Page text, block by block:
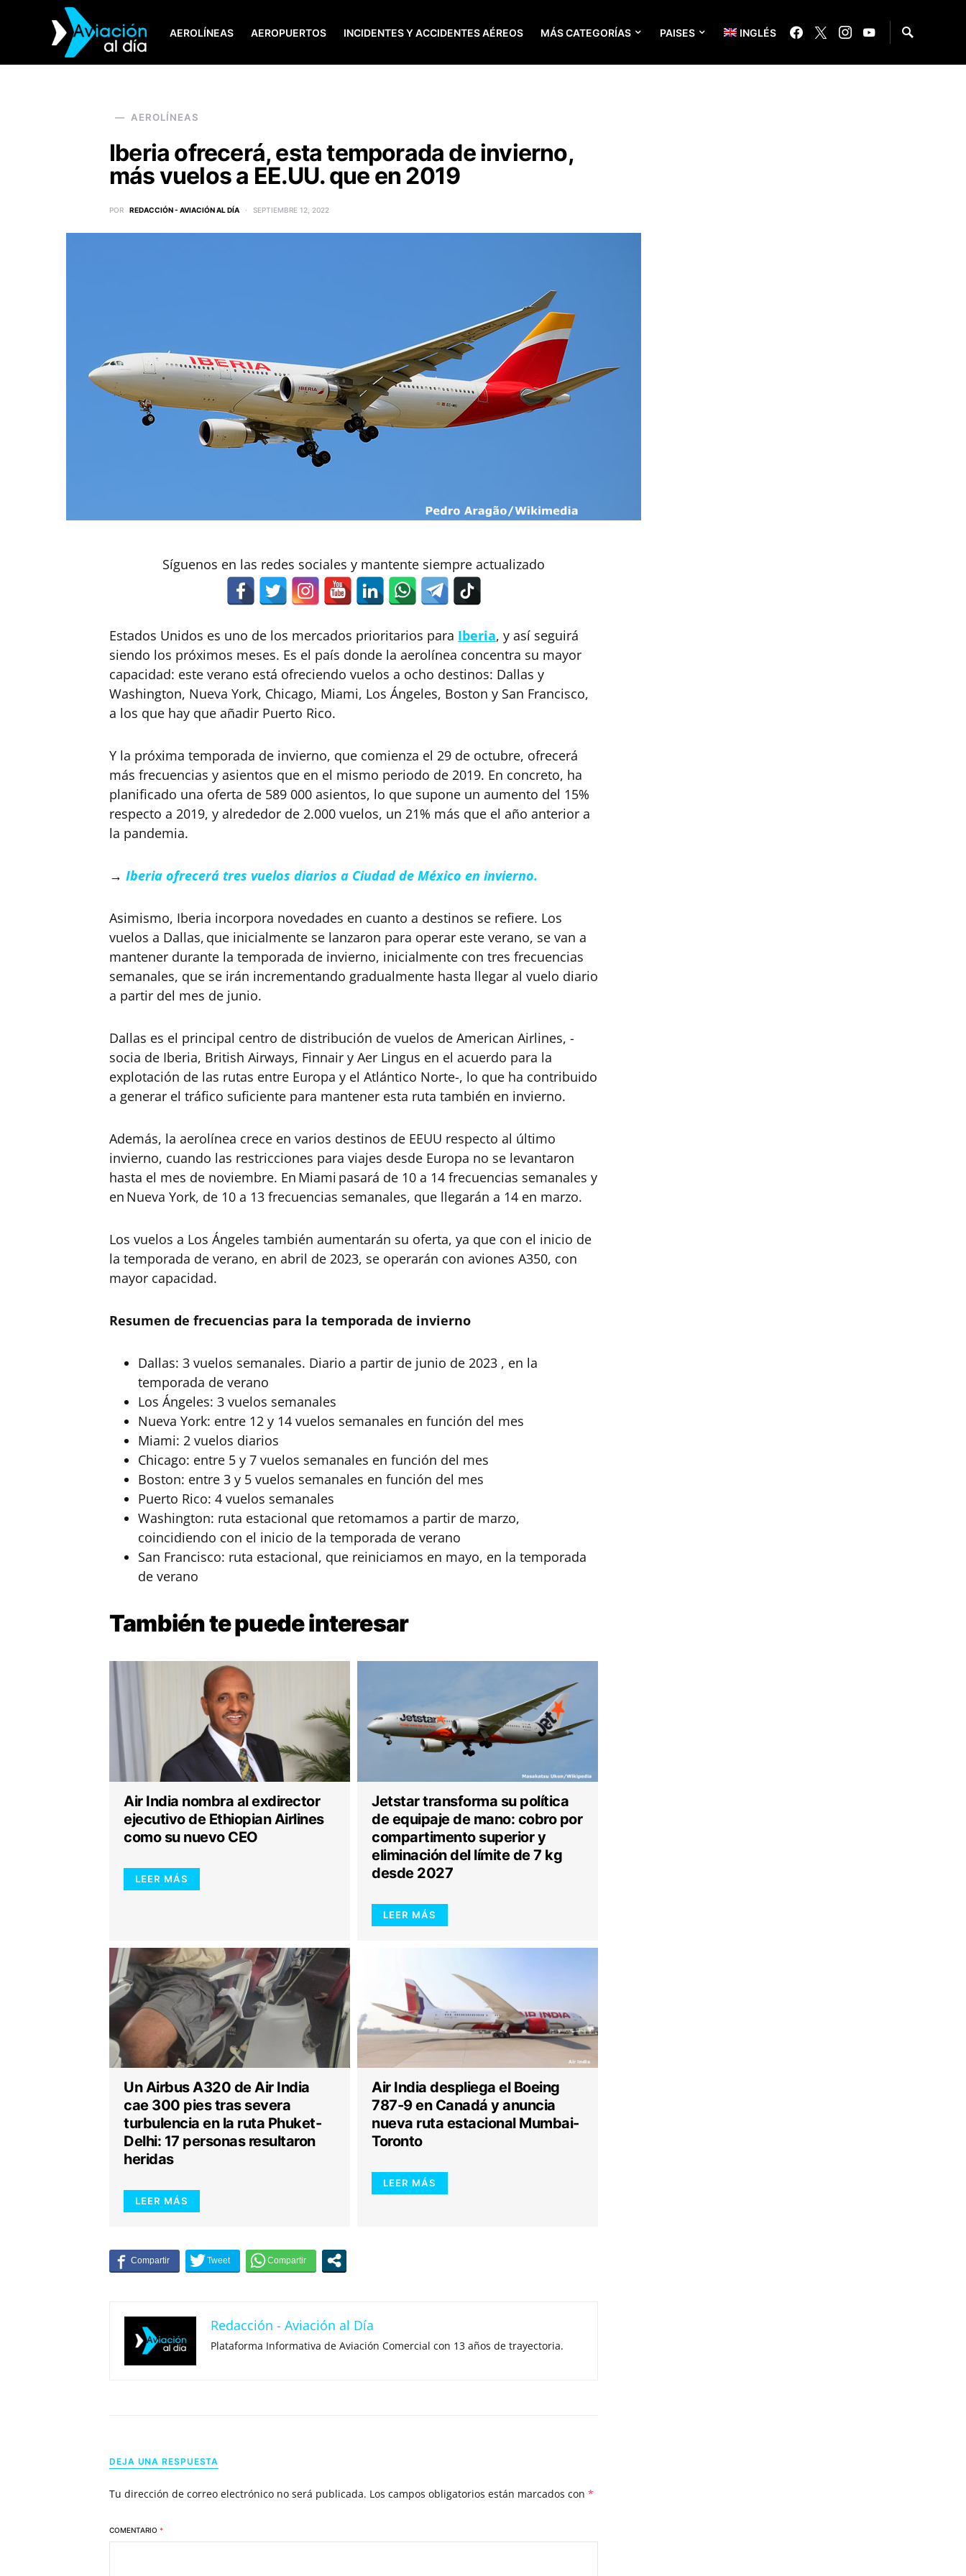
AEROLÍNEAS AEROPUERTOS INCIDENTES Y ACCIDENTES AÉREOS MÁS CATEGORÍAS PAISES INGLÉS
SEARCH FOR:
AEROLÍNEAS
Iberia ofrecerá, esta temporada de invierno,
más vuelos a EE.UU. que en 2019
POR REDACCIÓN - AVIACIÓN AL DÍA SEPTIEMBRE 12, 2022
Síguenos en las redes sociales y mantente siempre actualizado
Estados Unidos es uno de los mercados prioritarios para Iberia, y así seguirá
siendo los próximos meses. Es el país donde la aerolínea concentra su mayor
capacidad: este verano está ofreciendo vuelos a ocho destinos: Dallas y
Washington, Nueva York, Chicago, Miami, Los Ángeles, Boston y San Francisco,
a los que hay que añadir Puerto Rico.
Y la próxima temporada de invierno, que comienza el 29 de octubre, ofrecerá
más frecuencias y asientos que en el mismo periodo de 2019. En concreto, ha
planificado una oferta de 589 000 asientos, lo que supone un aumento del 15%
respecto a 2019, y alrededor de 2.000 vuelos, un 21% más que el año anterior a
la pandemia.
→ Iberia ofrecerá tres vuelos diarios a Ciudad de México en invierno.
Asimismo, Iberia incorpora novedades en cuanto a destinos se refiere. Los
vuelos a Dallas, que inicialmente se lanzaron para operar este verano, se van a
mantener durante la temporada de invierno, inicialmente con tres frecuencias
semanales, que se irán incrementando gradualmente hasta llegar al vuelo diario
a partir del mes de junio.
Dallas es el principal centro de distribución de vuelos de American Airlines, -
socia de Iberia, British Airways, Finnair y Aer Lingus en el acuerdo para la
explotación de las rutas entre Europa y el Atlántico Norte-, lo que ha contribuido
a generar el tráfico suficiente para mantener esta ruta también en invierno.
Además, la aerolínea crece en varios destinos de EEUU respecto al último
invierno, cuando las restricciones para viajes desde Europa no se levantaron
hasta el mes de noviembre. En Miami pasará de 10 a 14 frecuencias semanales y
en Nueva York, de 10 a 13 frecuencias semanales, que llegarán a 14 en marzo.
Los vuelos a Los Ángeles también aumentarán su oferta, ya que con el inicio de
la temporada de verano, en abril de 2023, se operarán con aviones A350, con
mayor capacidad.
Resumen de frecuencias para la temporada de invierno
Dallas: 3 vuelos semanales. Diario a partir de junio de 2023 , en la
temporada de verano
Los Ángeles: 3 vuelos semanales
Nueva York: entre 12 y 14 vuelos semanales en función del mes
Miami: 2 vuelos diarios
Chicago: entre 5 y 7 vuelos semanales en función del mes
Boston: entre 3 y 5 vuelos semanales en función del mes
Puerto Rico: 4 vuelos semanales
Washington: ruta estacional que retomamos a partir de marzo,
coincidiendo con el inicio de la temporada de verano
San Francisco: ruta estacional, que reiniciamos en mayo, en la temporada
de verano
También te puedeinteresar
Air India nombra al exdirector
ejecutivo de Ethiopian Airlines
como su nuevo CEO
LEER MÁS
Jetstar transforma su política
de equipaje de mano: cobro por
compartimento superior y
eliminación del límite de 7 kg
desde 2027
LEER MÁS
Un Airbus A320 de Air India
cae 300 pies tras severa
turbulencia en la ruta Phuket-
Delhi: 17 personas resultaron
heridas
LEER MÁS
Air India despliega el Boeing
787-9 en Canadá y anuncia
nueva ruta estacional Mumbai-
Toronto
LEER MÁS
Redacción - Aviación al Día
Plataforma Informativa de Aviación Comercial con 13 años de trayectoria.
DEJA UNA RESPUESTA
Tu dirección de correo electrónico no será publicada. Los campos obligatorios están marcados con *
COMENTARIO *